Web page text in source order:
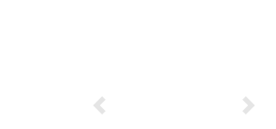
Previous